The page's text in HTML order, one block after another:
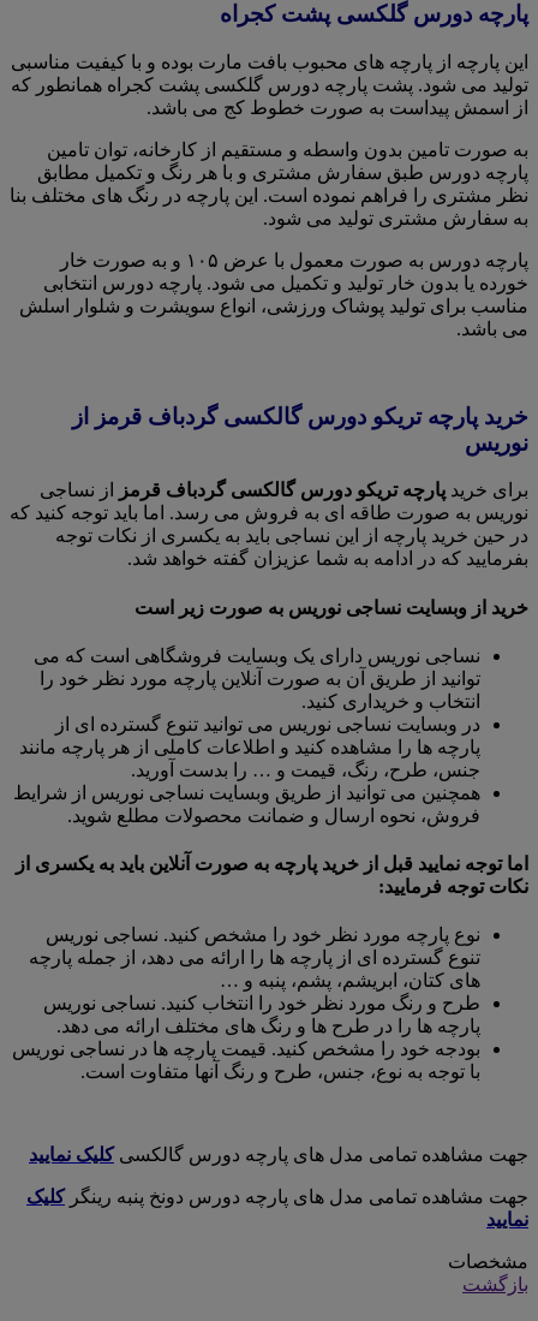
پارچه دورس گلکسی پشت کجراه
این پارچه از پارچه های محبوب بافت مارت بوده و با کیفیت مناسبی
تولید می شود. پشت پارچه دورس گلکسی پشت کجراه همانطور که
از اسمش پیداست به صورت خطوط کج می باشد.
به صورت تامین بدون واسطه و مستقیم از کارخانه، توان تامین
پارچه دورس طبق سفارش مشتری و با هر رنگ و تکمیل مطابق
نظر مشتری را فراهم نموده است. این پارچه در رنگ های مختلف بنا
به سفارش مشتری تولید می شود.
پارچه دورس به صورت معمول با عرض ۱۰۵ و به صورت خار
خورده یا بدون خار تولید و تکمیل می شود. پارچه دورس انتخابی
مناسب برای تولید پوشاک ورزشی، انواع سویشرت و شلوار اسلش
می باشد.
خرید پارچه تریکو دورس گالکسی گردباف قرمز از
نوریس
برای خرید پارچه تریکو دورس گالکسی گردباف قرمز
از نساجی
نوریس به صورت طاقه ای به فروش می رسد. اما باید توجه کنید که
در حین خرید پارچه از این نساجی باید به یکسری از نکات توجه
بفرمایید که در ادامه به شما عزیزان گفته خواهد شد.
خرید از وبسایت نساجی نوریس به صورت زیر است
نساجی نوریس دارای یک وبسایت فروشگاهی است که می
توانید از طریق آن به صورت آنلاین پارچه مورد نظر خود را
انتخاب و خریداری کنید.
در وبسایت نساجی نوریس می توانید تنوع گسترده ای از
پارچه ها را مشاهده کنید و اطلاعات کاملی از هر پارچه مانند
جنس، طرح، رنگ، قیمت و … را بدست آورید.
همچنین می توانید از طریق وبسایت نساجی نوریس از شرایط
فروش، نحوه ارسال و ضمانت محصولات مطلع شوید.
اما توجه نمایید قبل از خرید پارچه به صورت آنلاین باید به یکسری از
نکات توجه فرمایید:
نوع پارچه مورد نظر خود را مشخص کنید. نساجی نوریس
تنوع گسترده ای از پارچه ها را ارائه می دهد، از جمله پارچه
های کتان، ابریشم، پشم، پنبه و …
طرح و رنگ مورد نظر خود را انتخاب کنید. نساجی نوریس
پارچه ها را در طرح ها و رنگ های مختلف ارائه می دهد.
بودجه خود را مشخص کنید. قیمت پارچه ها در نساجی نوریس
با توجه به نوع، جنس، طرح و رنگ آنها متفاوت است.
جهت مشاهده تمامی مدل های پارچه دورس گالکسیکلیک نمایید
جهت مشاهده تمامی مدل های پارچه دورس دونخ پنبه رینگرکلیک
نمایید
مشخصات
بازگشت